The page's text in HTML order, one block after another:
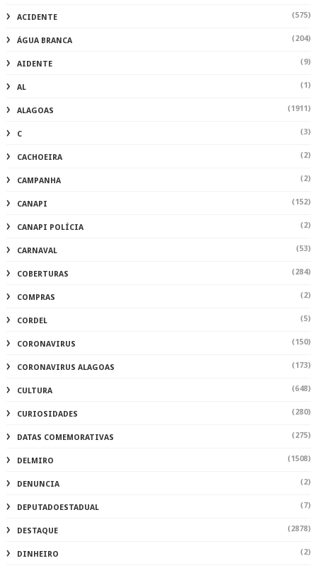
ACIDENTE (575)
ÁGUA BRANCA (204)
AIDENTE (9)
AL (1)
ALAGOAS (1911)
C (3)
CACHOEIRA (2)
CAMPANHA (2)
CANAPI (152)
CANAPI POLÍCIA (2)
CARNAVAL (53)
COBERTURAS (284)
COMPRAS (2)
CORDEL (5)
CORONAVIRUS (150)
CORONAVIRUS ALAGOAS (173)
CULTURA (648)
CURIOSIDADES (280)
DATAS COMEMORATIVAS (275)
DELMIRO (1508)
DENUNCIA (2)
DEPUTADOESTADUAL (7)
DESTAQUE (2878)
DINHEIRO (2)